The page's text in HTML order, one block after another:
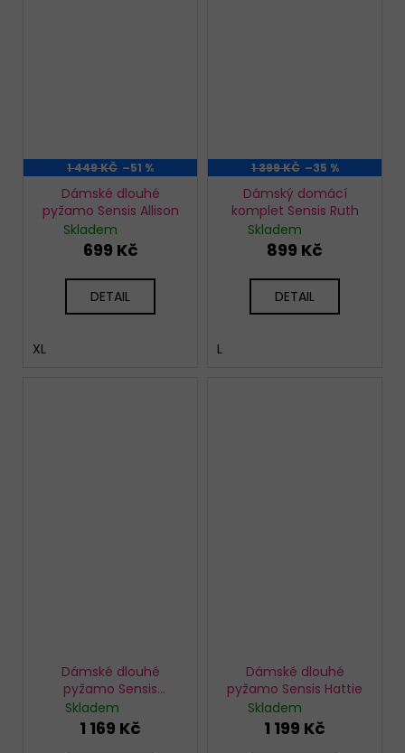
1 449 KČ –51 %
Dámské dlouhé
pyžamo Sensis Allison
Skladem
699 Kč
DETAIL
XL
1 399 KČ –35 %
Dámský domácí
komplet Sensis Ruth
Skladem
899 Kč
DETAIL
L
Dámské dlouhé
pyžamo Sensis
Alexandra
Skladem
1 169 Kč
Dámské dlouhé
pyžamo Sensis Hattie
Skladem
1 199 Kč